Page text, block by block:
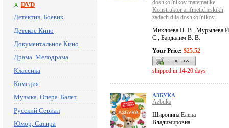
DVD
Детектив, Боевик
Детское Кино
Документальное Кино
Драма. Мелодрама
Классика
Комедия
Музыка. Опера. Балет
Русский Сериал
Юмор, Сатира
doshkol'nikov matematike.
Konstruktor arifmeticheskikh
zadach dlia doshkol'nikov
Микляева Н. В., Мурылева
С., Бардалим В. В.
Your Price: $25.52
shipped in 14-20 days
АЗБУКА
Azbuka
Широнина Елена
Владимировна